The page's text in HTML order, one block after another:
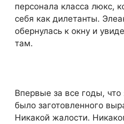
персонала класса люкс,
себя как дилетанты.
обернулась к окну и
там.
Впервые за все годы, что
было заготовленного
Никакой жалости.